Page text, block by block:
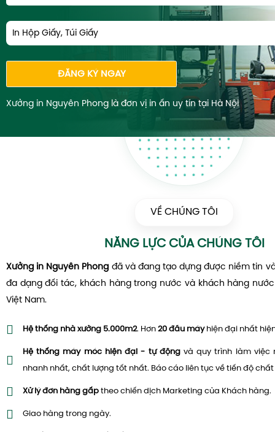
In Hộp Giấy, Túi Giấy
ĐĂNG KÝ NGAY
Xưởng in Nguyên Phong là đơn vị in ấn uy tín tại Hà Nội
VỀ CHÚNG TÔI
NĂNG LỰC CỦA CHÚNG TÔI
Xưởng in Nguyên Phong đã và đang tạo dựng được niềm tin
đa dạng đối tác, khách hàng trong nước và khách hàng
Việt Nam.
Hệ thống nhà xưởng 5.000m2. Hơn 20 đầu máyhiện đại nhất
Hệ thống máy móc hiện đại - tự độngvà quy trình làm việc
nhanh nhất, chất lượng tốt nhất. Báo cáo liên tục về tiến độ
Xử lý đơn hàng gấp theo chiến dịch Marketing của Khách hàng.
Giao hàng trong ngày.